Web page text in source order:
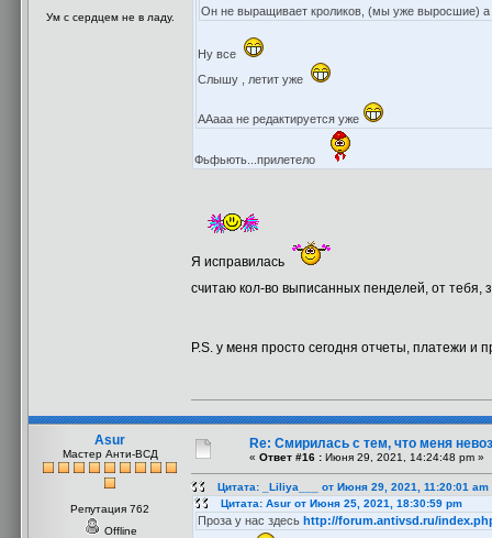
Ум с сердцем не в ладу. Он не выращивает кроликов, (мы уже выросшие) а
Ну все
Слышу , летит уже
ААааа не редактируется уже
Фьфьють...прилетело
Я исправилась
считаю кол-во выписанных пенделей, от
P.S. у меня просто сегодня отчеты, платежи и
Asur
Мастер Анти-ВСД
Репутация 762
Offline
Re: Смирилась с тем, что меня
« Ответ #16 : Июня 29, 2021, 14:24:48 pm »
Цитата: _Liliya___ от Июня 29, 2021, 11:20:01 am
Цитата: Asur от Июня 25, 2021, 18:30:59 pm
Проза у нас здесь http://forum.antivsd.ru/